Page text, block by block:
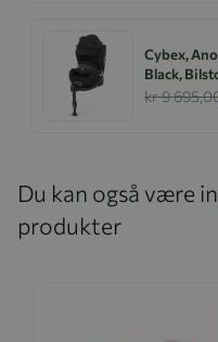
Cybex,
Black,
kr 9
Du kan også være
produkter